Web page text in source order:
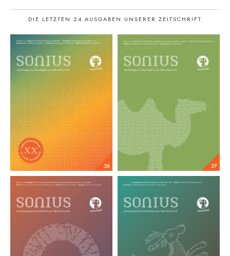
DIE LETZTEN 24 AUSGABEN UNSERER ZEITSCHRIFT